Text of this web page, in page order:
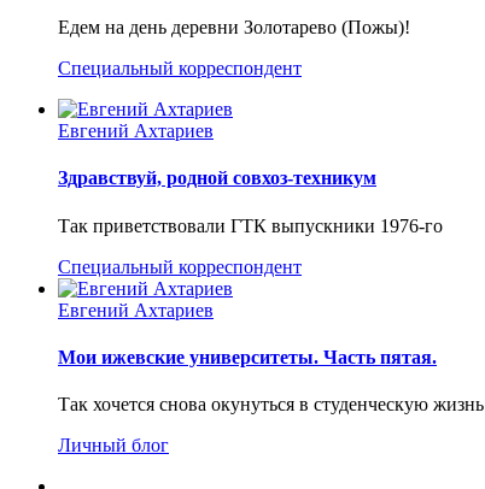
Едем на день деревни Золотарево (Пожы)!
Специальный корреспондент
Евгений Ахтариев
Здравствуй, родной совхоз-техникум
Так приветствовали ГТК выпускники 1976-го
Специальный корреспондент
Евгений Ахтариев
Мои ижевские университеты. Часть пятая.
Так хочется снова окунуться в студенческую жизнь
Личный блог